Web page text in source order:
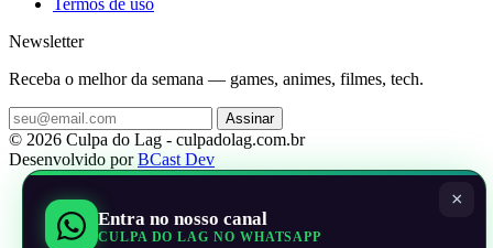
Termos de uso
Newsletter
Receba o melhor da semana — games, animes, filmes, tech.
Assinar
© 2026 Culpa do Lag - culpadolag.com.br
Desenvolvido porBCast Dev
×
Entra no nosso canal
CULPA DO LAG NO WHATSAPP